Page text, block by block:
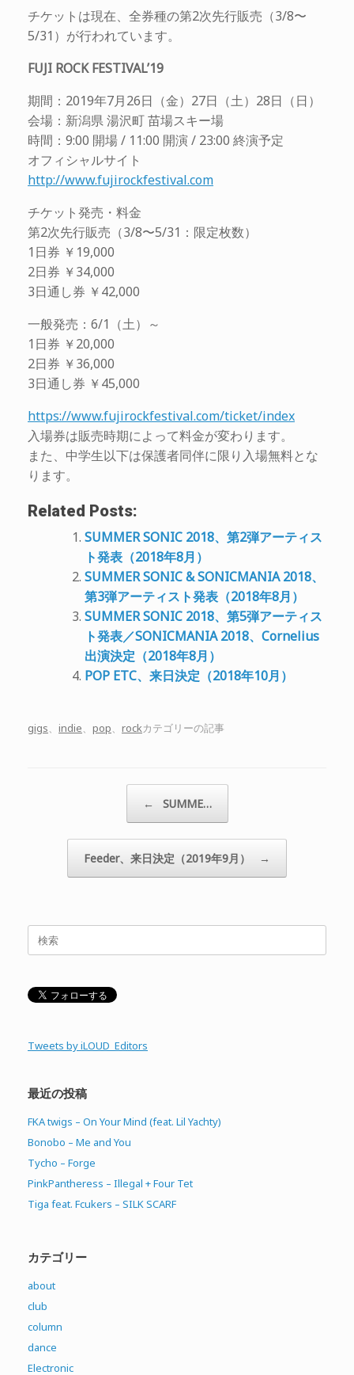
チケットは現在、全券種の第2次先行販売（3/8〜
5/31）が行われています。
FUJI ROCK FESTIVAL’19
期間：2019年7月26日（金）27日（土）28日（日）
会場：新潟県 湯沢町 苗場スキー場
時間：9:00 開場 / 11:00 開演 / 23:00 終演予定
オフィシャルサイト
http://www.fujirockfestival.com
チケット発売・料金
第2次先行販売（3/8〜5/31：限定枚数）
1日券 ￥19,000
2日券 ￥34,000
3日通し券 ￥42,000
一般発売：6/1（土）～
1日券 ￥20,000
2日券 ￥36,000
3日通し券 ￥45,000
https://www.fujirockfestival.com/ticket/index
入場券は販売時期によって料金が変わります。
また、中学生以下は保護者同伴に限り入場無料とな
ります。
Related Posts:
SUMMER SONIC 2018、第2弾アーティス
ト発表（2018年8月）
SUMMER SONIC & SONICMANIA 2018、
第3弾アーティスト発表（2018年8月）
SUMMER SONIC 2018、第5弾アーティス
ト発表／SONICMANIA 2018、Cornelius
出演決定（2018年8月）
POP ETC、来日決定（2018年10月）
gigs、 indie、 pop、 rockカテゴリーの記事
← SUMME…
Feeder、来日決定（2019年9月） →
検
Tweets by iLOUD_Editors
最近の投稿
FKA twigs – On Your Mind (feat. Lil Yachty)
Bonobo – Me and You
Tycho – Forge
PinkPantheress – Illegal + Four Tet
Tiga feat. Fcukers – SILK SCARF
カテゴリー
about
club
column
dance
Electronic